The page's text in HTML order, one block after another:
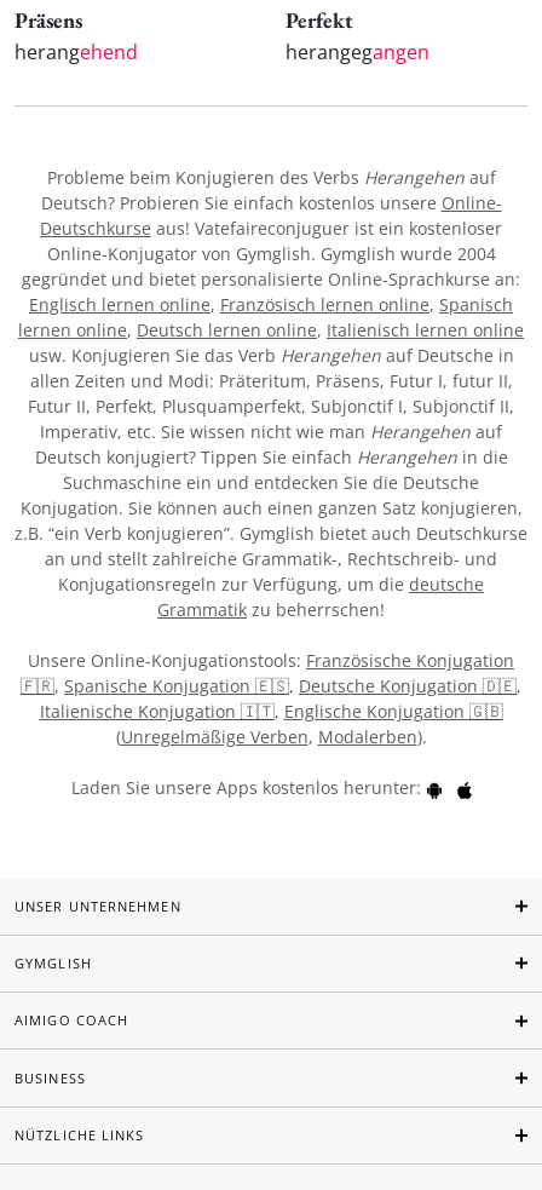
Präsens
herangehend
Perfekt
herangegangen
Probleme beim Konjugieren des Verbs Herangehenauf
Deutsch? Probieren Sie einfach kostenlos unsere Online-
Deutschkurse aus! Vatefaireconjuguer ist ein kostenloser
Online-Konjugator von Gymglish. Gymglish wurde 2004
gegründet und bietet personalisierte Online-Sprachkurse an:
Englisch lernen online, Französisch lernen online, Spanisch
lernen online, Deutsch lernen online, Italienisch lernen online
usw. Konjugieren Sie das Verb Herangehenauf Deutsche in
allen Zeiten und Modi: Präteritum, Präsens, Futur I, futur II,
Futur II, Perfekt, Plusquamperfekt, Subjonctif I, Subjonctif II,
Imperativ, etc. Sie wissen nicht wie man Herangehen auf
Deutsch konjugiert? Tippen Sie einfach Herangehenin die
Suchmaschine ein und entdecken Sie die Deutsche
Konjugation. Sie können auch einen ganzen Satz konjugieren,
z.B. “ein Verb konjugieren”. Gymglish bietet auch Deutschkurse
an und stellt zahlreiche Grammatik-, Rechtschreib- und
Konjugationsregeln zur Verfügung, um die deutsche
Grammatik zu beherrschen!
Unsere Online-Konjugationstools: Französische Konjugation
🇫🇷, Spanische Konjugation 🇪🇸, Deutsche Konjugation 🇩🇪,
Italienische Konjugation 🇮🇹, Englische Konjugation 🇬🇧
(Unregelmäßige Verben, Modalerben).
Laden Sie unsere Apps kostenlos herunter:
UNSER UNTERNEHMEN
GYMGLISH
AIMIGO COACH
BUSINESS
NÜTZLICHE LINKS